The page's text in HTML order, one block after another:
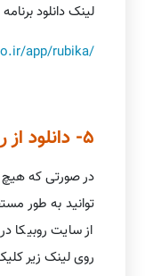
لینک دانلود
app/rubika/
5- دانلود از روبیکا
در صورتی که هیچ
توانید به طور
از سایت
روی لینک زیر